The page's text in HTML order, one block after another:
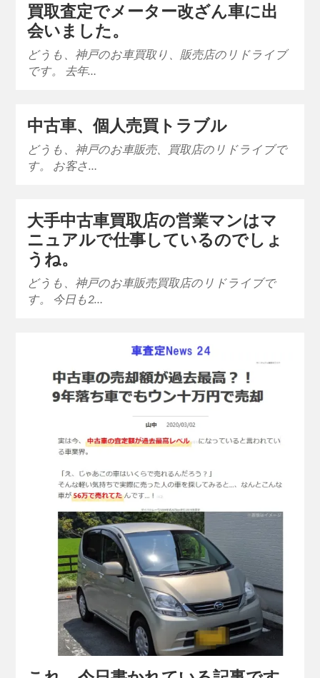
買取査定でメーター改ざん車に出
会いました。
どうも、神戸のお車買取り、販売店のリドライブ
です。 去年…
中古車、個人売買トラブル
どうも、神戸のお車販売、買取店のリドライブで
す。 お客さ…
大手中古車買取店の営業マンはマ
ニュアルで仕事しているのでしょ
うね。
どうも、神戸のお車販売買取店のリドライブで
す。 今日も2…